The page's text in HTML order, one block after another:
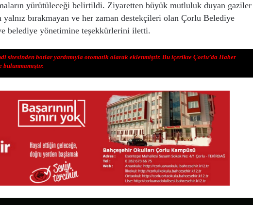
yürütüleceği belirtildi. Ziyaretten büyük mutluluk duyan gaziler
bırakmayan ve her zaman destekçileri olan Çorlu Belediye
belediye yönetimine teşekkürlerini iletti.
sitesinden botlar yardımıyla otomatik olarak eklenmiştir. Bu içerikte Çorlu’da Haber